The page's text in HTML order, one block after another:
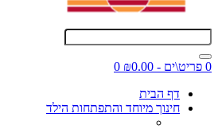
0 פריט\ים - ₪0.00
0
דף הבית
חינוך מיוחד והתפתחות הילד